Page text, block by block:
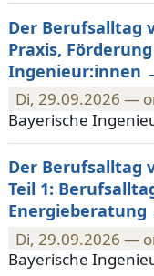
Der Berufsalltag
Praxis,
Ingenieur:innen
Di, 29.09.2026 —
Bayerische
Der Berufsalltag
Teil 1:
Energieberatung
Di, 29.09.2026 —
Bayerische